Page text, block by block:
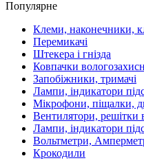
Популярне
Клеми, наконечники,
Перемикачі
Штекера і гнізда
Ковпачки
Запобіжники, тримачі
Лампи, індикатори
Мікрофони, піщалки,
Вентилятори, решітки
Лампи, індикатори
Вольтметри,
Крокодили